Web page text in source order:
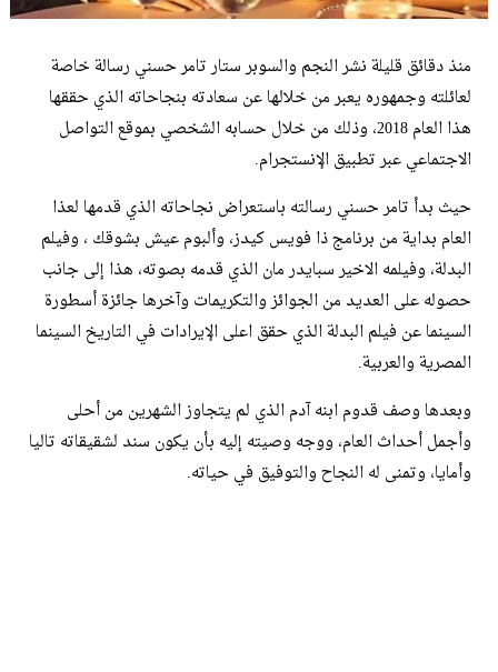
منذ دقائق قليلة نشر النجم والسوبر ستار تامر حسني رسالة خاصة
لعائلته وجمهوره يعبر من خلالها عن سعادته بنجاحاته الذي حققها
هذا العام 2018، وذلك من خلال حسابه الشخصي بموقع التواصل
الاجتماعي عبر تطبيق الإنستجرام.
حيث بدأ تامر حسني رسالته باستعراض نجاحاته الذي قدمها لعذا
العام بداية من برنامج ذا فويس كيدز، وألبوم عيش بشوقك ، وفيلم
البدلة، وفيلمه الاخير سبايدر مان الذي قدمه بصوته، هذا إلى جانب
حصوله على العديد من الجوائز والتكريمات وآخرها جائزة أسطورة
السينما عن فيلم البدلة الذي حقق اعلى الإيرادات في التاريخ السينما
المصرية والعربية.
وبعدها وصف قدوم ابنه آدم الذي لم يتجاوز الشهرين من أحلى
وأجمل أحداث العام، ووجه وصيته إليه بأن يكون سند لشقيقاته تاليا
وأمايا، وتمنى له النجاح والتوفيق في حياته.